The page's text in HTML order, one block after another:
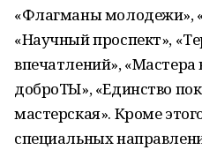
«Флагманы молодежи»,
«Научный проспект»,
впечатлений»,
доброТЫ», «Единство
мастерская». Кроме
специальных